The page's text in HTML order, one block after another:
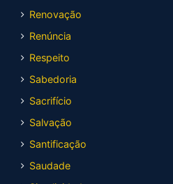
Renovação
Renúncia
Respeito
Sabedoria
Sacrifício
Salvação
Santificação
Saudade